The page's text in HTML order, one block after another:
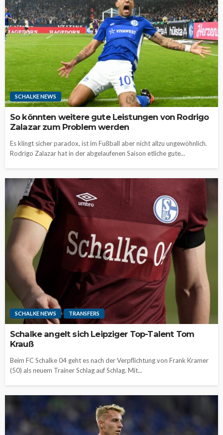
SCHALKE NEWS
So könnten weitere gute Leistungen von Rodrigo
Zalazar zum Problem werden
Es klingt sicher paradox, ist im Fußball aber nicht allzu ungewöhnlich.
Rodrigo Zalazar hat in der abgelaufenen Saison etliche gute...
SCHALKE NEWS TRANSFERS
Schalke angelt sich Leipziger Top-Talent Tom
Krauß
Beim FC Schalke 04 geht es nach der Verpflichtung von Frank Kramer
(50) als neuem Trainer Schlag auf Schlag. Mit...